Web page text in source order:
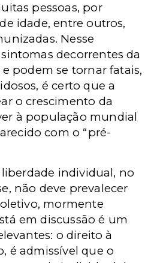
pessoas, por
idade, entre outros,
Nesse
decorrentes da
e podem se tornar fatais,
é certo que a
o crescimento da
à população mundial
com o “pré-
liberdade individual, no
não deve prevalecer
mormente
em discussão é um
o direito à
é admissível que o